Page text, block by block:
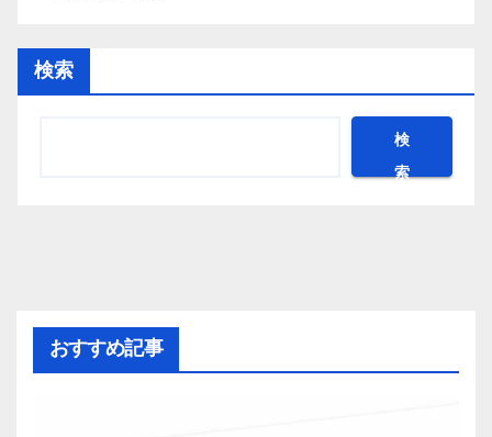
検索
検
索
おすすめ記事